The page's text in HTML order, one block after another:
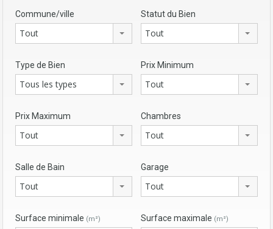
Commune/ville
Tout
Statut du Bien
Tout
Type de Bien
Tous les types
Prix Minimum
Tout
Prix Maximum
Tout
Chambres
Tout
Salle de Bain
Tout
Garage
Tout
Surface minimale (m²) Surface maximale (m²)